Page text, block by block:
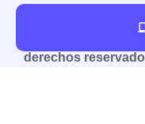
derechos